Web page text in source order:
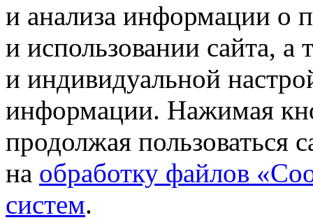
и анализа информации о
и использовании сайта,
и индивидуальной
информации. Нажимая
продолжая пользоваться
на обработку файлов
систем.